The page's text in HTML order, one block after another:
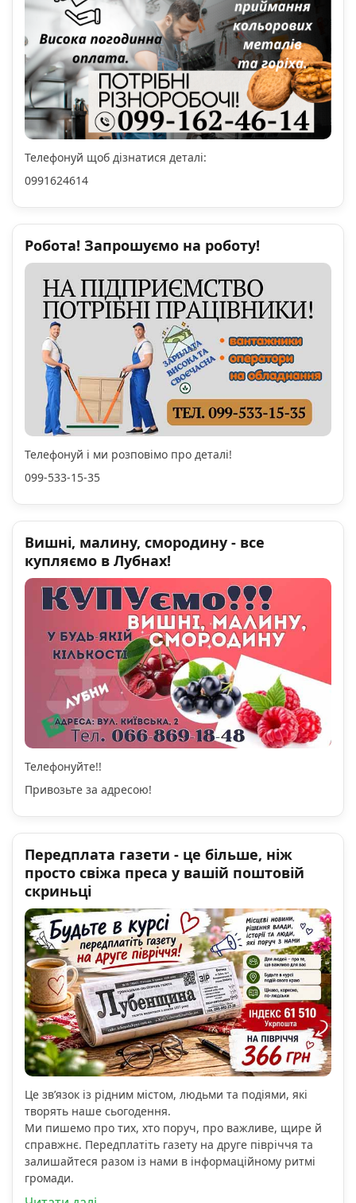
Телефонуй щоб дізнатися деталі:
0991624614
Робота! Запрошуємо на роботу!
Телефонуй і ми розповімо про деталі!
099-533-15-35
Вишні, малину, смородину - все
купляємо в Лубнах!
Телефонуйте!!
Привозьте за адресою!
Передплата газети - це більше, ніж
просто свіжа преса у вашій поштовій
скриньці
Це зв’язок із рідним містом, людьми та подіями, які
творять наше сьогодення.
Ми пишемо про тих, хто поруч, про важливе, щире й
справжнє. Передплатіть газету на друге півріччя та
залишайтеся разом із нами в інформаційному ритмі
громади.